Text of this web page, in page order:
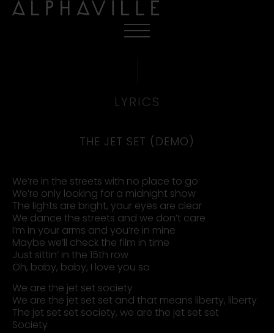
LYRICS
THE JET SET (DEMO)
We’re in the streets with no place to go
We’re only looking for a midnight show
The lights are bright, your eyes are clear
We dance the streets and we don’t care
I’m in your arms and you’re in mine
Maybe we’ll check the film in time
Just sittin’ in the 15th row
Oh, baby, baby, I love you so
We are the jet set society
We are the jet set set and that means liberty, liberty
The jet set set society, we are the jet set set
Society